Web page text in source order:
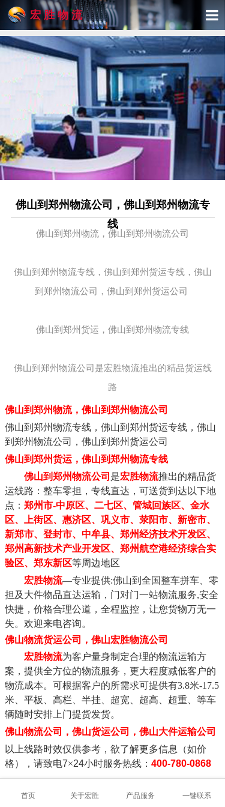
宏 胜 物 流
产
物
联
佛山到郑州物流公司，佛山到郑州物流专
线
佛山到郑州物流，佛山到郑州物流公司
佛山到郑州物流专线，佛山到郑州货运专线，佛山
到郑州物流公司，佛山到郑州货运公司
佛山到郑州货运，佛山到郑州物流专线
佛山到郑州物流公司是宏胜物流推出的精品货运线
路
佛山到郑州物流， 佛山到郑州物流公司
佛山到 郑州物流专线， 佛山到 郑州货运专线，佛山
到 郑州物流公司，佛山到 郑州货运公司
佛山到郑州货运， 佛山到郑州物流专线
佛山到郑州物流公司 是宏胜物流推出的精品货
运线路 ： 整车零担，专线直达 ，可送货到达以下地
点： 郑州市-中原区、二七区、管城回族区、金水
区、上街区、惠济区、巩义市、荥阳市、新密市、
新郑市、登封市、中牟县、郑州经济技术开发区、
郑州高新技术产业开发区、郑州航空港经济综合实
验区、郑东新区等周边地区
宏胜物流—专业提供:佛山到全国整车拼车、零
担及大件物品直达运输 ， 门对门一站物流服务,安全
快捷 ， 价格合理公道，全程监控，让您货物万无一
失。欢迎来电咨询。
佛山物流货运公司， 佛山宏胜物流公司
宏胜物流为客户量身制定合理的物流运输方
案， 提供全方位的物流服务 ， 更大程度减低客户的
物流成本。 可根据客户的所需求可提供有3.8米-17.5
米、平板、高栏、半挂、超宽、超高、超重、 等车
辆随时安排上门提货发货。
佛山物流公司
， 佛山货运公司
，佛山大件运输公司
以上线路时效仅供参考，欲了解更多信息（如价
格），请致电7×24小时服务热线： 400-780-0868
首页 关于宏胜 产品服务 一键联系